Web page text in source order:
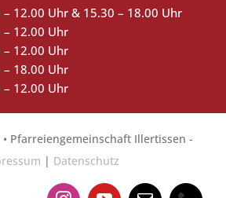
– 12.00 Uhr & 15.30 – 18.00 Uhr
– 12.00 Uhr
– 12.00 Uhr
– 18.00 Uhr
– 12.00 Uhr
Pfarreiengemeinschaft Illertissen -
| Datenschutz